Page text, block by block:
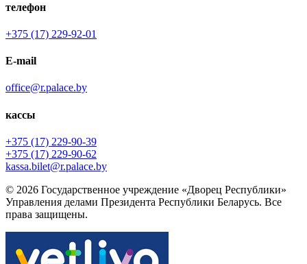
телефон
+375 (17) 229-92-01
E-mail
office@r.palace.by
кассы
+375 (17) 229-90-39
+375 (17) 229-90-62
kassa.bilet@r.palace.by
© 2026 Государственное учреждение «Дворец Республики»
Управления делами Президента Республики Беларусь. Все
права защищены.